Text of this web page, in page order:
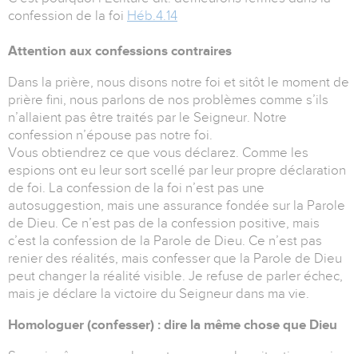
confession de la foi Héb.4.14
Attention aux confessions contraires
Dans la prière, nous disons notre foi et sitôt le moment de
prière fini, nous parlons de nos problèmes comme s’ils
n’allaient pas être traités par le Seigneur. Notre
confession n’épouse pas notre foi.
Vous obtiendrez ce que vous déclarez. Comme les
espions ont eu leur sort scellé par leur propre déclaration
de foi. La confession de la foi n’est pas une
autosuggestion, mais une assurance fondée sur la Parole
de Dieu. Ce n’est pas de la confession positive, mais
c’est la confession de la Parole de Dieu. Ce n’est pas
renier des réalités, mais confesser que la Parole de Dieu
peut changer la réalité visible. Je refuse de parler échec,
mais je déclare la victoire du Seigneur dans ma vie.
Homologuer (confesser) : dire la même chose que Dieu